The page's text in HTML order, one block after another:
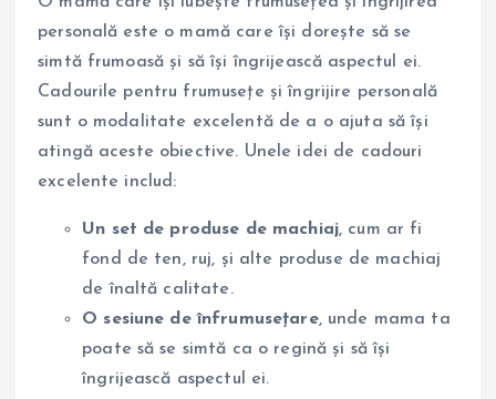
personală este o mamă care își dorește să se
simtă frumoasă și să își îngrijească aspectul ei.
Cadourile pentru frumusețe și îngrijire personală
sunt o modalitate excelentă de a o ajuta să își
atingă aceste obiective. Unele idei de cadouri
excelente includ:
Un set de produse de machiaj, cum ar fi
fond de ten, ruj, și alte produse de machiaj
de înaltă calitate.
O sesiune de înfrumusețare, unde mama ta
poate să se simtă ca o regină și să își
îngrijească aspectul ei.